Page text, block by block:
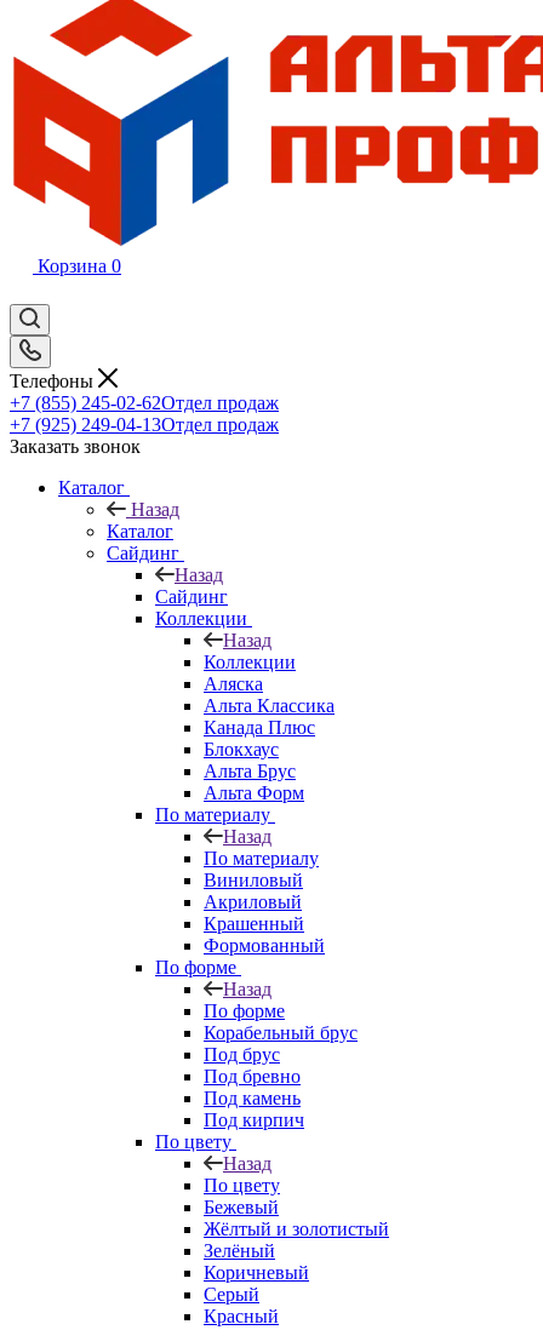
Корзина 0
Телефоны
+7 (855) 245-02-62Отдел продаж
+7 (925) 249-04-13Отдел продаж
Заказать звонок
Каталог
Назад
Каталог
Сайдинг
Назад
Сайдинг
Коллекции
Назад
Коллекции
Аляска
Альта Классика
Канада Плюс
Блокхаус
Альта Брус
Альта Форм
По материалу
Назад
По материалу
Виниловый
Акриловый
Крашенный
Формованный
По форме
Назад
По форме
Корабельный брус
Под брус
Под бревно
Под камень
Под кирпич
По цвету
Назад
По цвету
Бежевый
Жёлтый и золотистый
Зелёный
Коричневый
Серый
Красный